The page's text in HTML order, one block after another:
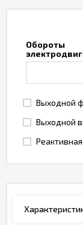
Обороты
Выходной
Выходной